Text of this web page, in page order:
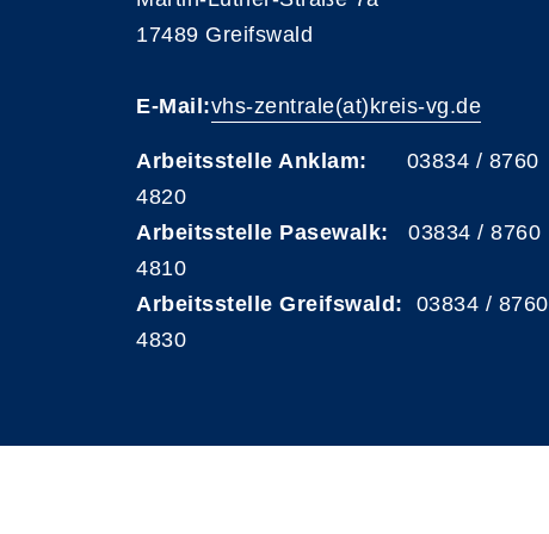
17489 Greifswald
E-Mail:vhs-zentrale(at)kreis-vg.de
Arbeitsstelle Anklam: 03834 / 8760
4820
Arbeitsstelle Pasewalk: 03834 / 8760
4810
Arbeitsstelle Greifswald: 03834 / 8760
4830